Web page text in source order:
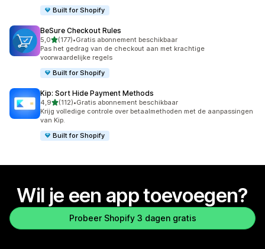
Built for Shopify
BeSure Checkout Rules
5,0van 5 sterren
(177)
177 recensies in totaal
•Gratis abonnement beschikbaar
Pas het gedrag van de checkout aan met krachtige
voorwaardelijke regels
Built for Shopify
Kip: Sort Hide Payment Methods
4,9van 5 sterren
(112)
112 recensies in totaal
•Gratis abonnement beschikbaar
Krijg volledige controle over betaalmethoden met de aanpassingen
van Kip.
Built for Shopify
Wil je een app toevoegen?
Probeer Shopify 3 dagen gratis